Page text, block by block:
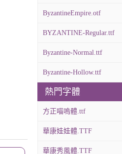
ByzantineEmpire.otf
BYZANTINE-Regular.ttf
Byzantine-Normal.ttf
Byzantine-Hollow.ttf
熱門字體
方正喵嗚體.ttf
華康娃娃體.TTF
華康秀風體.TTF